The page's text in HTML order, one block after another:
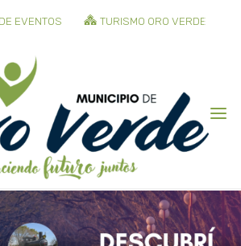
EVENTOS TURISMO ORO VERDE